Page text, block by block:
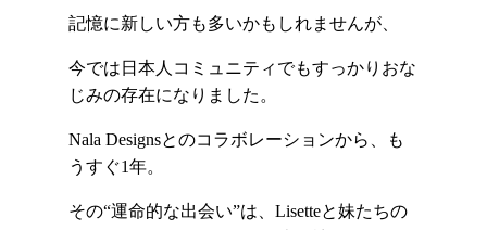
記憶に新しい方も多いかもしれませんが、
今では日本人コミュニティでもすっかりおな
じみの存在になりました。
Nala Designsとのコラボレーションから、も
うすぐ1年。
その“運命的な出会い”は、Lisetteと妹たちの